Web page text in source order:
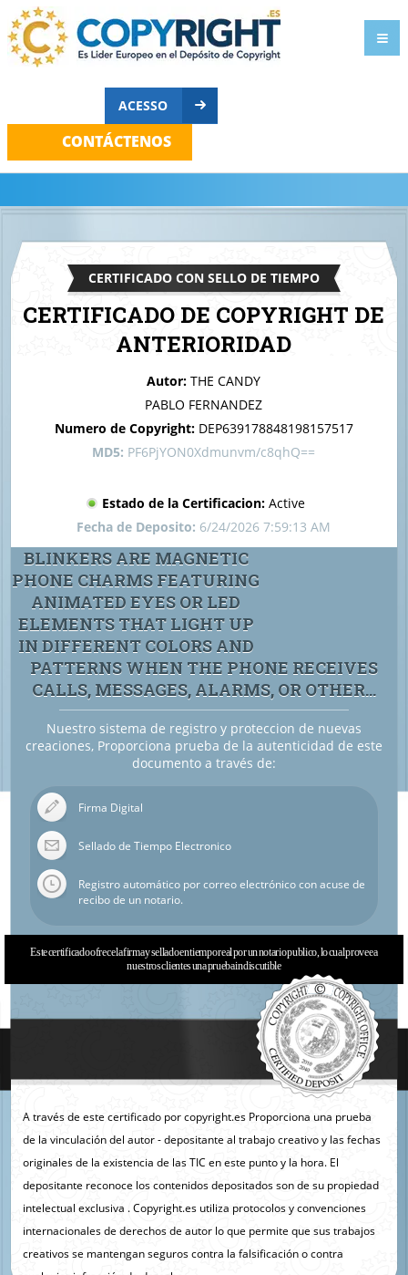
ACESSO
CONTÁCTENOS
CERTIFICADO CON SELLO DE TIEMPO
CERTIFICADO DE COPYRIGHT DE
ANTERIORIDAD
Blinkers
Autor: THE CANDY
PABLO FERNANDEZ
Numero de Copyright: DEP639178848198157517
MD5: PF6PjYON0Xdmunvm/c8qhQ==
Estado de la Certificacion: Active
Fecha de Deposito: 6/24/2026 7:59:13 AM
BLINKERS ARE MAGNETIC
PHONE CHARMS FEATURING
ANIMATED EYES OR LED
ELEMENTS THAT LIGHT UP
IN DIFFERENT COLORS AND
PATTERNS WHEN THE PHONE RECEIVES
CALLS, MESSAGES, ALARMS, OR OTHER...
Nuestro sistema de registro y proteccion de nuevas
creaciones, Proporciona prueba de la autenticidad de este
documento a través de:
Firma Digital
Sellado de Tiempo Electronico
Registro automático por correo electrónico con acuse de
recibo de un notario.
Este certificado ofrece la firma y sellado en tiempo real por un notario publico, lo cual provee a
nuestros clientes una prueba indiscutible
A través de este certificado por copyright.es Proporciona una prueba
de la vinculación del autor - depositante al trabajo creativo y las fechas
originales de la existencia de las TIC en este punto y la hora. El
depositante reconoce los contenidos depositados son de su propiedad
intelectual exclusiva . Copyright.es utiliza protocolos y convenciones
internacionales de derechos de autor lo que permite que sus trabajos
creativos se mantengan seguros contra la falsificación o contra